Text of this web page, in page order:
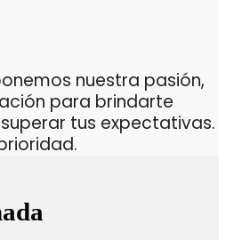
nuestra pasión,
para brindarte
tus expectativas.